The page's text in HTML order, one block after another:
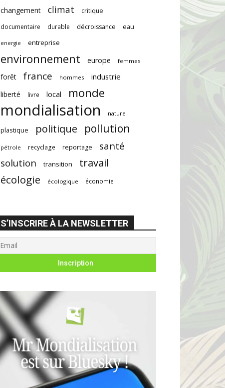
changement climat
critique
documentaire
durable décroissance eau
energie entreprise
environnement europe femmes
forêt france hommes industrie
liberté livre local monde
mondialisation nature
plastique politique pollution
pétrole recyclage reportage
santé
solution
transition
travail
écologie
écologique économie
S’INSCRIRE À LA NEWSLETTER